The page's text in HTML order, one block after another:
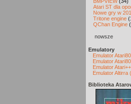
Atari ST dla
Nowe gry w
Tritone engine
QChan Engine
nowsze
Emulatory
Emulator
Emulator
Emulator
Emulator Altirra
Biblioteka